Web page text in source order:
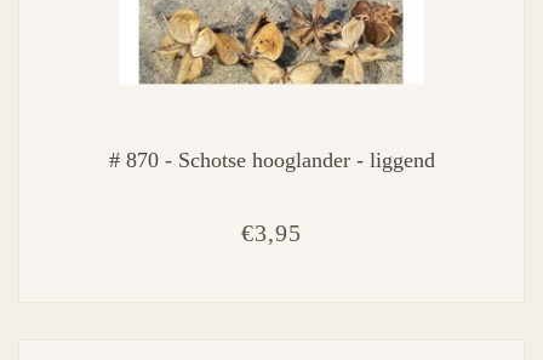
# 870 - Schotse hooglander - liggend
€3,95